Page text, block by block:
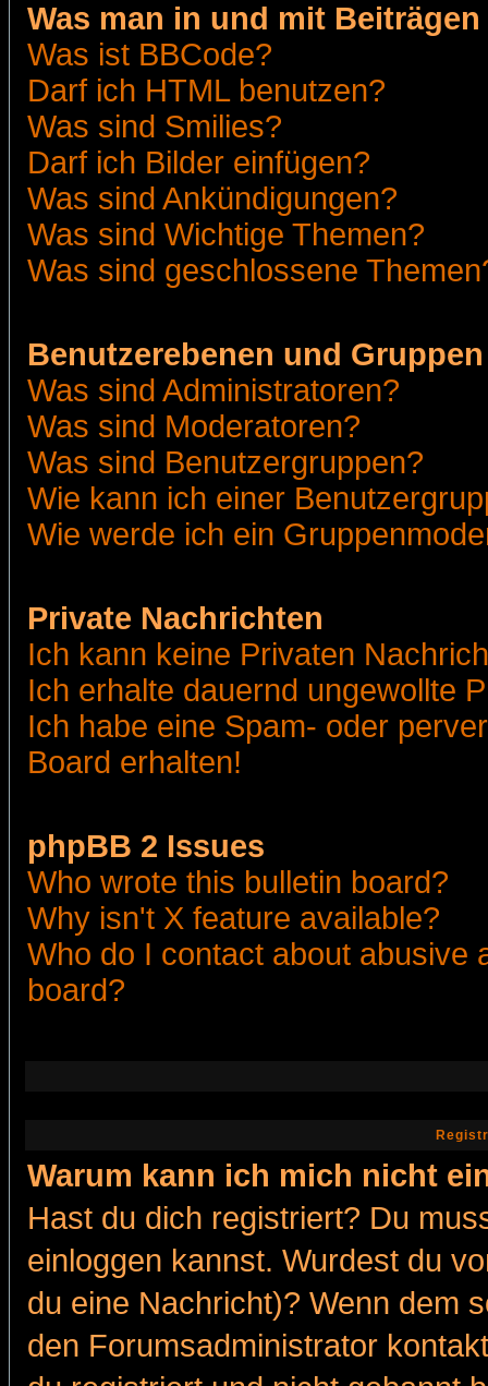
Was man in und mit
Was ist BBCode?
Darf ich HTML benutzen?
Was sind Smilies?
Darf ich Bilder einfügen?
Was sind Ankündigungen?
Was sind Wichtige Themen?
Was sind geschlossene
Benutzerebenen und Gruppen
Was sind Administratoren?
Was sind Moderatoren?
Was sind Benutzergruppen?
Wie kann ich einer
Wie werde ich ein
Private Nachrichten
Ich kann keine Privaten
Ich erhalte dauernd ungewollte
Ich habe eine Spam- oder
Board erhalten!
phpBB 2 Issues
Who wrote this bulletin board?
Why isn't X feature available?
Who do I contact about abusive
board?
Warum kann ich mich nicht
Hast du dich registriert? Du
einloggen kannst. Wurdest du
du eine Nachricht)? Wenn dem
den Forumsadministrator